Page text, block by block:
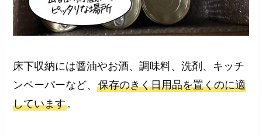
床下収納には醤油やお酒、調味料、洗剤、キッチ
ンペーパーなど、保存のきく日用品を置くのに適
しています。